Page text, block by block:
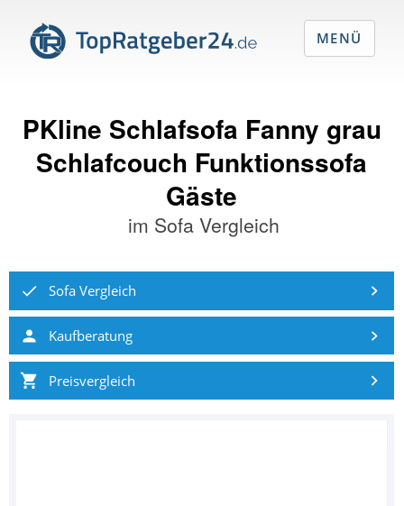
PKline Schlafsofa Fanny grau
Schlafcouch Funktionssofa
Gäste
im Sofa Vergleich
Sofa Vergleich
Kaufberatung
Preisvergleich
MENÜ